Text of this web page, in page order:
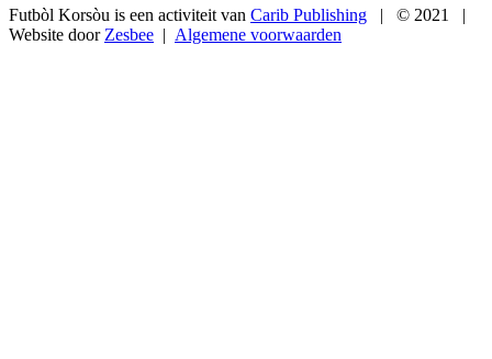
Futbòl Korsòu is een activiteit van Carib Publishing | © 2021 |
Website door Zesbee | Algemene voorwaarden